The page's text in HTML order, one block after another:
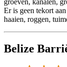
groeven, kanalen,
Er is geen tekort
haaien, roggen,
Belize